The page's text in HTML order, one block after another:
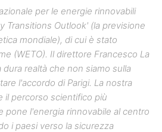
per le energie rinnovabili
Transitions Outlook' (la previsione
mondiale), di cui è stato
(WETO). Il direttore Francesco La
dura realtà che non siamo sulla
l'accordo di Parigi. La nostra
il percorso scientifico più
pone l'energia rinnovabile al centro
i paesi verso la sicurezza